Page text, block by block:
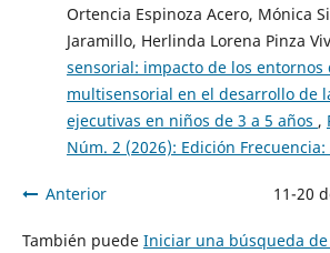
Ortencia Espinoza Acero, Mónica
Jaramillo, Herlinda Lorena Pinza
sensorial: impacto de los
multisensorial en el desarrollo de
ejecutivas en niños de 3 a 5 años ,
Núm. 2 (2026): Edición
Anterior 11-20
También puede Iniciar una búsqueda